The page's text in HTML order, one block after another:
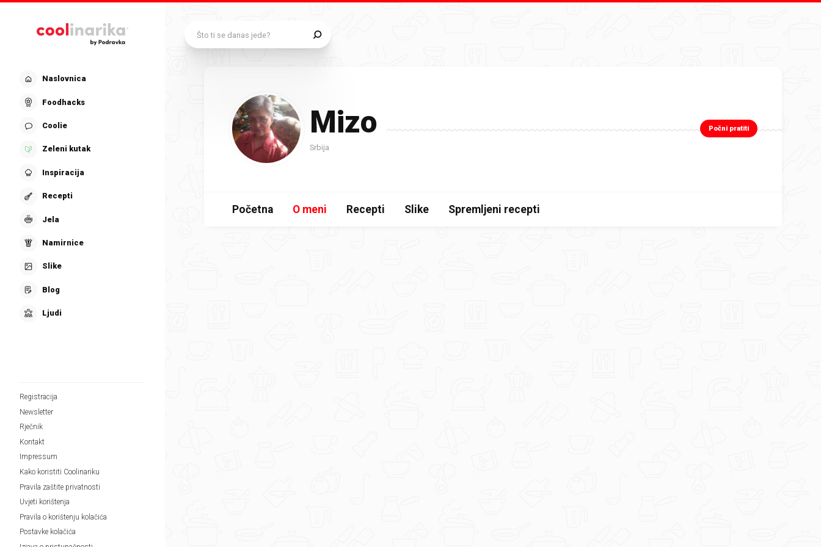
Naslovnica
Foodhacks
Coolie
Zeleni kutak
Inspiracija
Recepti
Jela
Namirnice
Slike
Blog
Ljudi
Registracija
Newsletter
Rječnik
Kontakt
Impressum
Kako koristiti Coolinariku
Pravila zaštite privatnosti
Uvjeti korištenja
Pravila o korištenju kolačića
Postavke kolačića
Mizo
Srbija
Počni pratiti
Početna O meni Recepti Slike Spremljeni recepti
Što ti se danas jede?